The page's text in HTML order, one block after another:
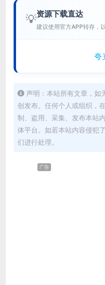
💡资源下载直达
建议使用官方APP转存，
夸
声明：本站所有文章，如
创发布。任何个人或组织，
制、盗用、采集、发布本站
体平台。如若本站内容侵犯
们进行处理。
广告